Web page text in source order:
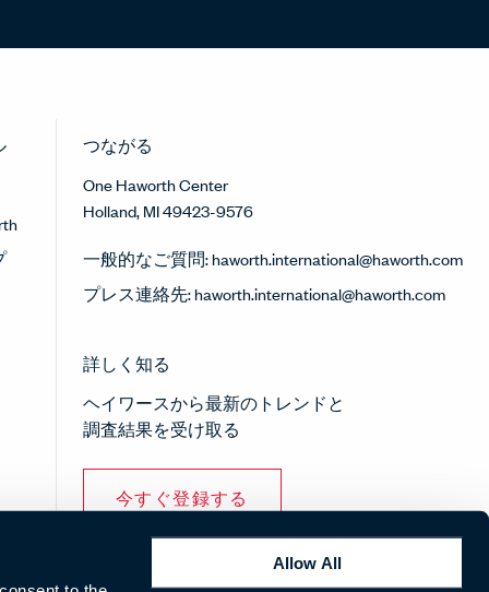
Allow All
つながる
One Haworth Center
Holland, MI 49423-9576
一般的なご質問:haworth.international@haworth.com
プレス連絡先:haworth.international@haworth.com
詳しく知る
ヘイワースから最新のトレンドと
調査結果を受け取る
今すぐ登録する